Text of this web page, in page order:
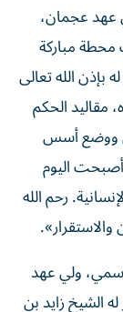
عهد عجمان،
60 عاماً بدأت محطة مباركة
بإذن الله تعالى
مقاليد الحكم
ووضع أسس
اليوم
رحم الله
ولي عهد
الشيخ زايد بن